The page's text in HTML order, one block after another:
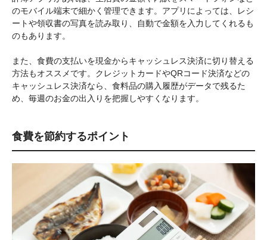
のモバイル端末で細かく管理できます。アプリによっては、レシ
ートや領収書の写真を読み取り、自動で金額を入力してくれるも
のもあります。
また、食費の支払いを現金からキャッシュレス決済に切り替える
方法もオススメです。クレジットカードやQRコード決済などの
キャッシュレス決済なら、食料品の購入履歴がデータで残るた
め、毎週のお金の出入りを把握しやすくなります。
食費を節約するポイント